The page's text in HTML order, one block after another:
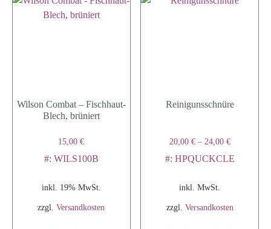
Wilson Combat – Fischhaut-
Blech, brüniert
15,00€
#: WILS100B
inkl. 19% MwSt.
zzgl.Versandkosten
Reinigunsschnüre
20,00 €– 24,00 €
#: HPQUCKCLE
inkl. MwSt.
zzgl. Versandkosten